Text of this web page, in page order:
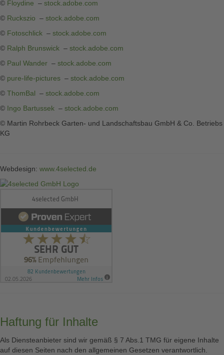
© Floydine – stock.adobe.com
© Ruckszio – stock.adobe.com
© Fotoschlick – stock.adobe.com
© Ralph Brunswick – stock.adobe.com
© Paul Wander – stock.adobe.com
© pure-life-pictures – stock.adobe.com
© ThomBal – stock.adobe.com
© Ingo Bartussek – stock.adobe.com
© Martin Rohrbeck Garten- und Landschaftsbau GmbH & Co. Betriebs
KG
Webdesign: www.4selected.de
Haftung für Inhalte
Als Diensteanbieter sind wir gemäß § 7 Abs.1 TMG für eigene Inhalte
auf diesen Seiten nach den allgemeinen Gesetzen verantwortlich.